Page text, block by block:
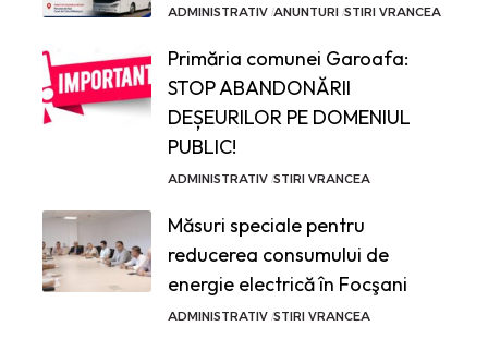
ADMINISTRATIV ANUNTURI STIRI VRANCEA
Primăria comunei Garoafa:
STOP ABANDONĂRII
DEȘEURILOR PE DOMENIUL
PUBLIC!
ADMINISTRATIV STIRI VRANCEA
Măsuri speciale pentru
reducerea consumului de
energie electrică în Focşani
ADMINISTRATIV STIRI VRANCEA